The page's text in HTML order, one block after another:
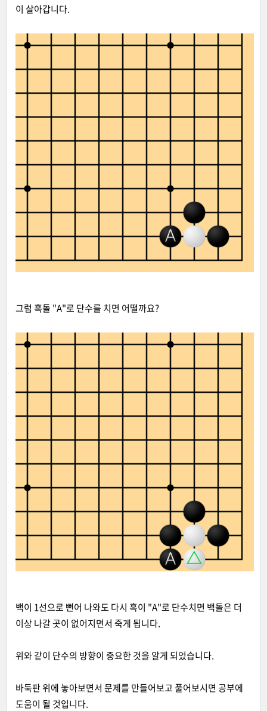
이 살아갑니다.
그럼 흑돌 "A"로 단수를 치면 어떨까요?
백이 1선으로 뻔어 나와도 다시 흑이 "A"로 단수치면 백돌은 더
이상 나갈 곳이 없어지면서 죽게 됩니다.
위와 같이 단수의 방향이 중요한 것을 알게 되었습니다.
바둑판 위에 놓아보면서 문제를 만들어보고 풀어보시면 공부에
도움이 될 것입니다.